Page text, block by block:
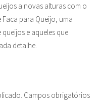
a novas alturas com o
para Queijo, uma
e aqueles que
detalhe.
Campos obrigatórios